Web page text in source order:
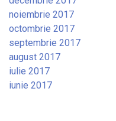
noiembrie 2017
octombrie 2017
septembrie 2017
august 2017
iulie 2017
iunie 2017